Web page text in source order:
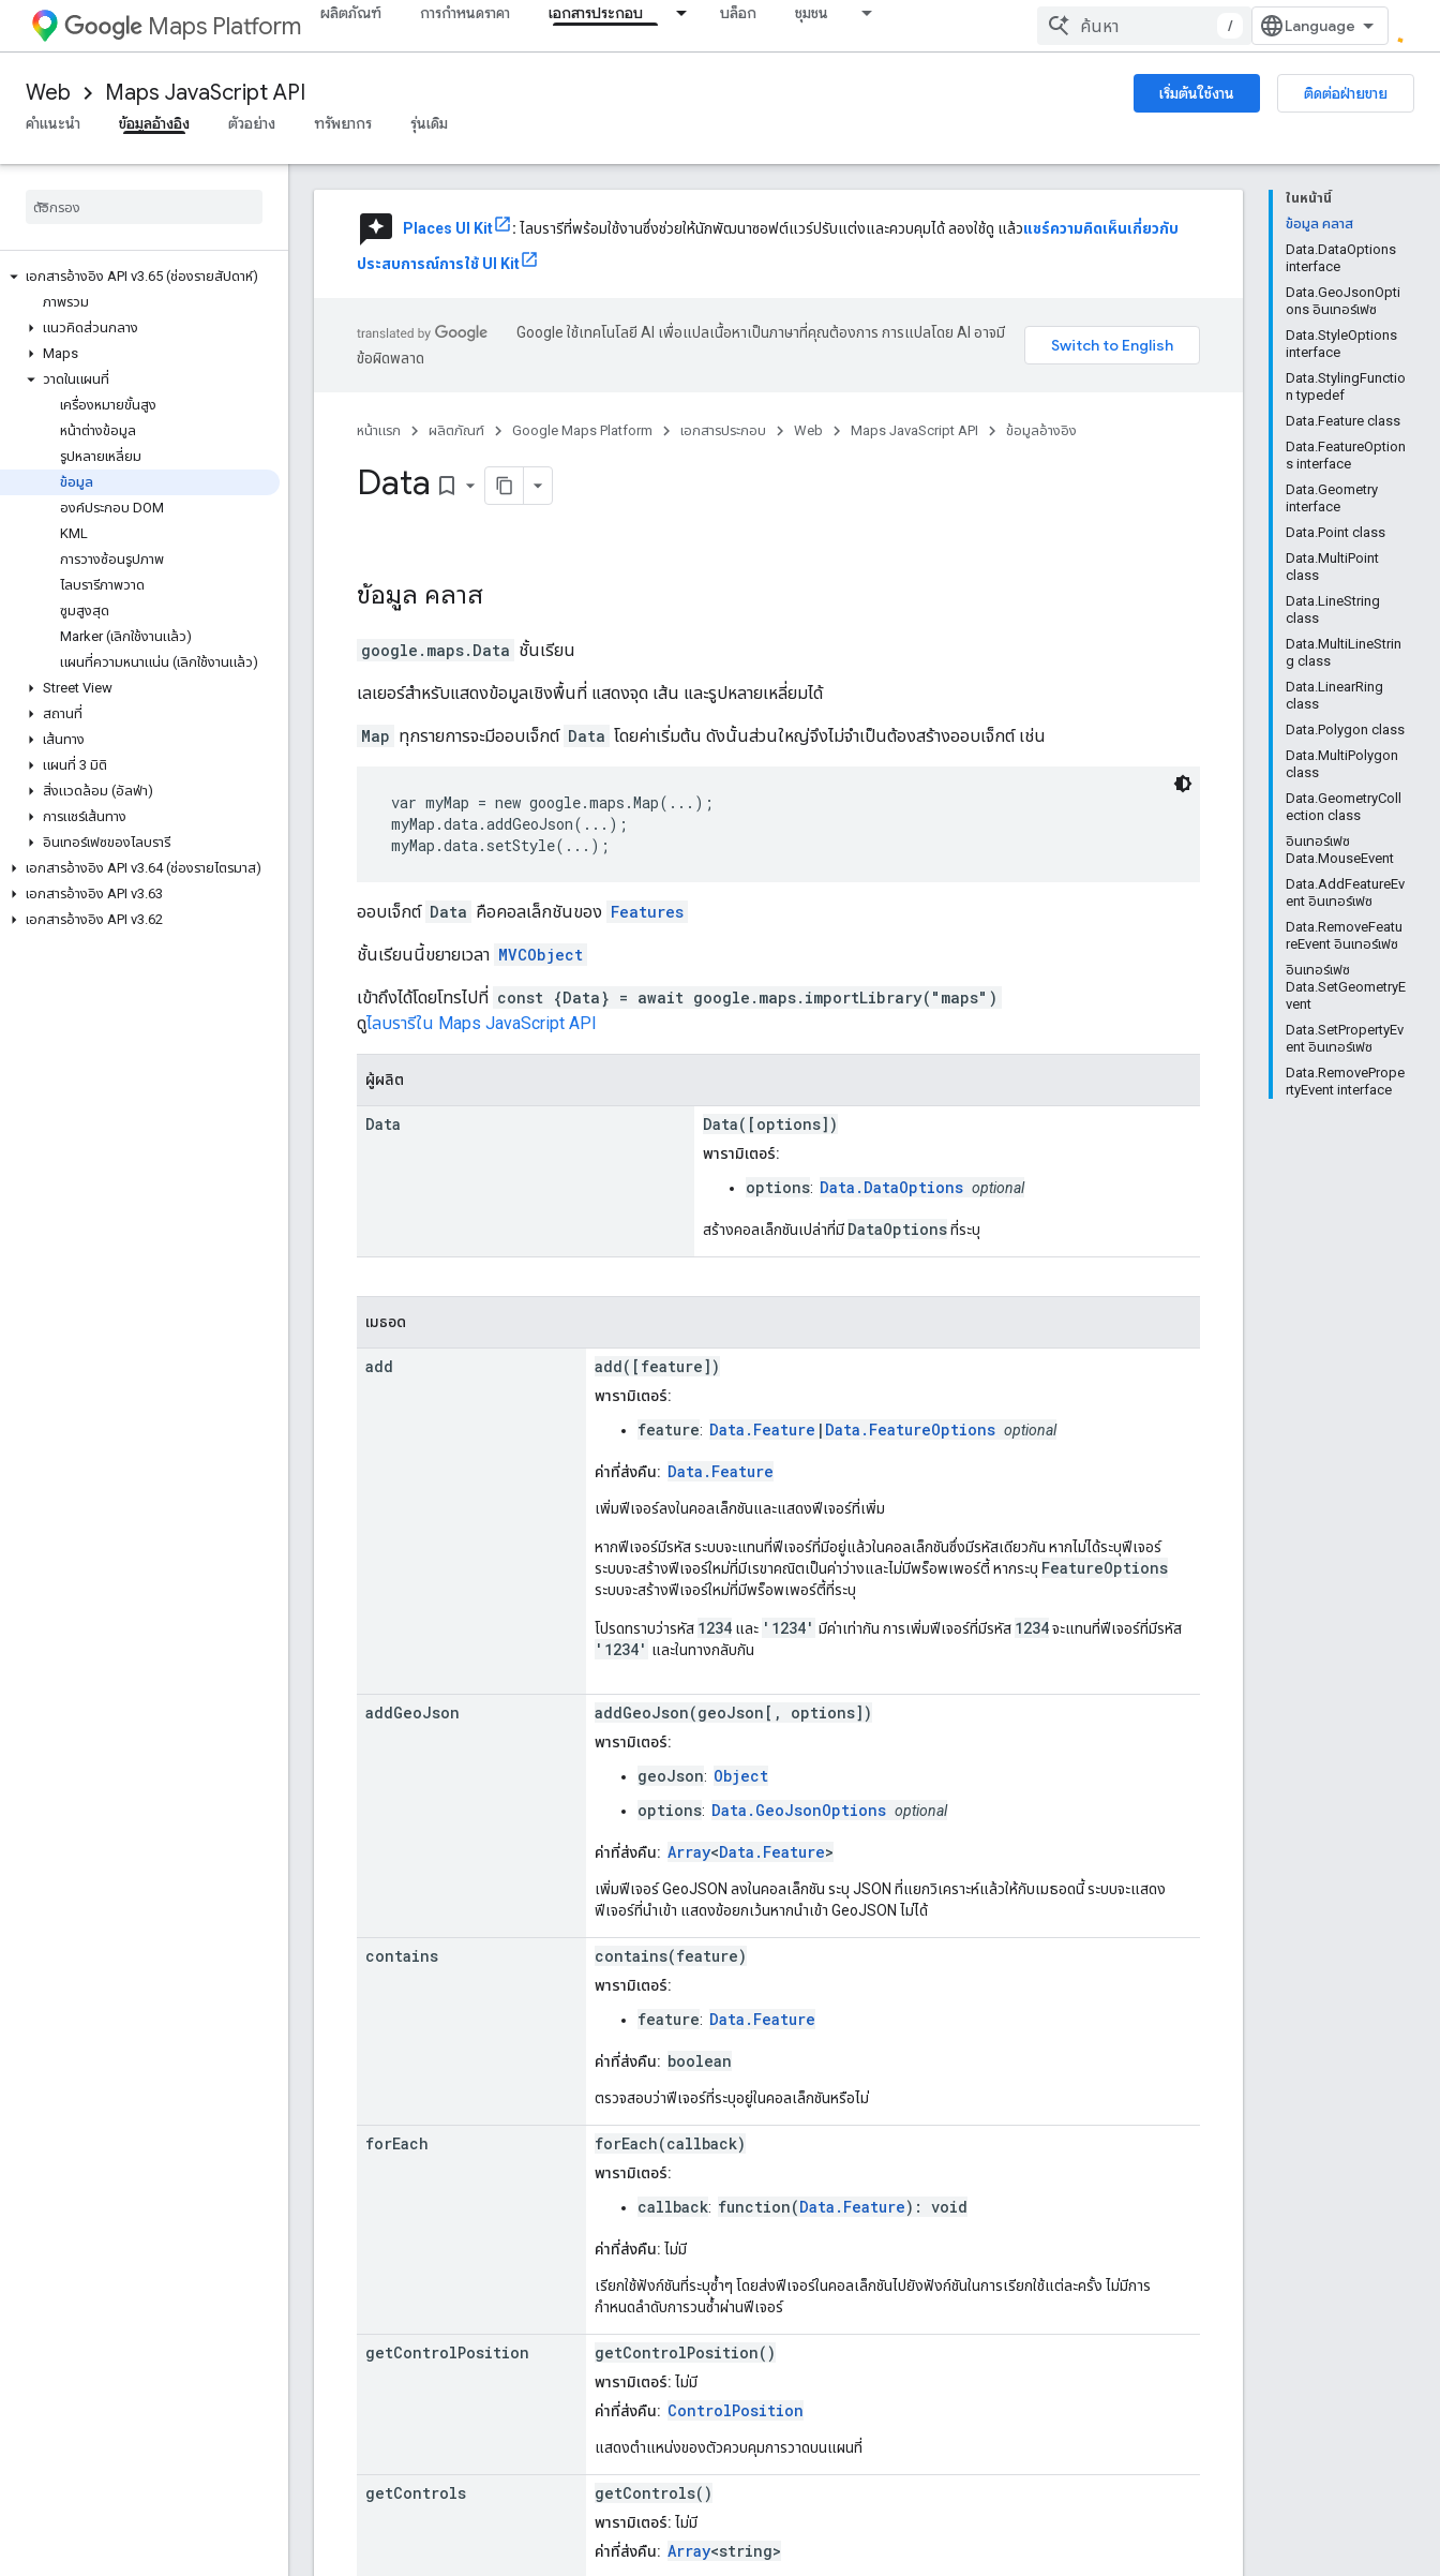
Maps Platform ผลิตภัณฑ์ การกำหนดราคา เอกสารประกอบ บล็อก ชุมชน
/
Web Maps JavaScript API เริ่มต้นใช้งาน
ติดต่อฝ่ายขาย
คำแนะนำ
ข้อมูลอ้างอิง ตัวอย่าง ทรัพยากร รุ่นเดิม
เอกสารอ้างอิง API v3.65 (ช่องรายสัปดาห์)
ภาพรวม
แนวคิดส่วนกลาง
Maps
วาดในแผนที่
เครื่องหมายขั้นสูง
หน้าต่างข้อมูล
รูปหลายเหลี่ยม
ข้อมูล
องค์ประกอบ DOM
KML
การวางซ้อนรูปภาพ
ไลบรารีภาพวาด
ซูมสูงสุด
Marker (เลิกใช้งานแล้ว)
แผนที่ความหนาแน่น (เลิกใช้งานแล้ว)
Street View
สถานที่
เส้นทาง
แผนที่ 3 มิติ
สิ่งแวดล้อม (อัลฟ่า)
การแชร์เส้นทาง
อินเทอร์เฟซของไลบรารี
เอกสารอ้างอิง API v3.64 (ช่องรายไตรมาส)
เอกสารอ้างอิง API v3.63
เอกสารอ้างอิง API v3.62
ในหน้านี้
ข้อมูล คลาส
Data.DataOptions
interface
Data.GeoJsonOpti
ons อินเทอร์เฟซ
Data.StyleOptions
interface
Data.StylingFunctio
n typedef
Data.Feature class
Data.FeatureOption
s interface
Data.Geometry
interface
Data.Point class
Data.MultiPoint
class
Data.LineString
class
Data.MultiLineStrin
g class
Data.LinearRing
class
Data.Polygon class
Data.MultiPolygon
class
Data.GeometryColl
ection class
อินเทอร์เฟซ
Data.MouseEvent
Data.AddFeatureEv
ent อินเทอร์เฟซ
Data.RemoveFeatu
reEvent อินเทอร์เฟซ
อินเทอร์เฟซ
Data.SetGeometryE
vent
Data.SetPropertyEv
ent อินเทอร์เฟซ
Data.RemovePrope
rtyEvent interface
reviews Places UI Kit : ไลบรารีที่พร้อมใช้งานซึ่งช่วยให้นักพัฒนาซอฟต์แวร์ปรับแต่งและควบคุมได้ ลองใช้ดู แล้วแชร์ความคิดเห็นเกี่ยวกับ
ประสบการณ์การใช้ UI Kit
Google ใช้เทคโนโลยี AI เพื่อแปลเนื้อหาเป็นภาษาที่คุณต้องการ การแปลโดย AI อาจมี
ข้อผิดพลาด
หน้าแรก ผลิตภัณฑ์ Google Maps Platform เอกสารประกอบ Web Maps JavaScript API ข้อมูลอ้างอิง
Data bookmark_border
ข้อมูล คลาส
google.maps. Data ชั้นเรียน
เลเยอร์สำหรับแสดงข้อมูลเชิงพื้นที่ แสดงจุด เส้น และรูปหลายเหลี่ยมได้
Map ทุกรายการจะมีออบเจ็กต์ Data โดยค่าเริ่มต้น ดังนั้นส่วนใหญ่จึงไม่จำเป็นต้องสร้างออบเจ็กต์ เช่น
var myMap = new google.maps.Map(...);
myMap.data.addGeoJson(...);
myMap.data.setStyle(...);
ออบเจ็กต์ Data คือคอลเล็กชันของ Features
ชั้นเรียนนี้ขยายเวลา MVCObject
เข้าถึงได้โดยโทรไปที่ const {Data} = await google.maps.importLibrary("maps")
ดูไลบรารีใน Maps JavaScript API
ผู้ผลิต
Data Data([options])
พารามิเตอร์:
options: Data.DataOptions optional
สร้างคอลเล็กชันเปล่าที่มี DataOptionsที่ระบุ
เมธอด
add add([feature])
พารามิเตอร์:
feature: Data.Feature | Data.FeatureOptions optional
ค่าที่ส่งคืน: Data.Feature
เพิ่มฟีเจอร์ลงในคอลเล็กชันและแสดงฟีเจอร์ที่เพิ่ม
หากฟีเจอร์มีรหัส ระบบจะแทนที่ฟีเจอร์ที่มีอยู่แล้วในคอลเล็กชันซึ่งมีรหัสเดียวกัน หากไม่ได้ระบุฟีเจอร์
ระบบจะสร้างฟีเจอร์ใหม่ที่มีเรขาคณิตเป็นค่าว่างและไม่มีพร็อพเพอร์ตี้ หากระบุ FeatureOptions
ระบบจะสร้างฟีเจอร์ใหม่ที่มีพร็อพเพอร์ตี้ที่ระบุ
โปรดทราบว่ารหัส 1234 และ '1234' มีค่าเท่ากัน การเพิ่มฟีเจอร์ที่มีรหัส 1234จะแทนที่ฟีเจอร์ที่มีรหัส
'1234' และในทางกลับกัน
addGeoJson addGeoJson(geoJson[, options])
พารามิเตอร์:
geoJson: Object
options: Data.GeoJsonOptions optional
ค่าที่ส่งคืน: Array<Data.Feature>
เพิ่มฟีเจอร์ GeoJSON ลงในคอลเล็กชัน ระบุ JSON ที่แยกวิเคราะห์แล้วให้กับเมธอดนี้ ระบบจะแสดง
ฟีเจอร์ที่นำเข้า แสดงข้อยกเว้นหากนำเข้า GeoJSON ไม่ได้
contains contains(feature)
พารามิเตอร์:
feature: Data.Feature
ค่าที่ส่งคืน: boolean
ตรวจสอบว่าฟีเจอร์ที่ระบุอยู่ในคอลเล็กชันหรือไม่
forEach forEach(callback)
พารามิเตอร์:
callback: function(Data.Feature): void
ค่าที่ส่งคืน: ไม่มี
เรียกใช้ฟังก์ชันที่ระบุซ้ำๆ โดยส่งฟีเจอร์ในคอลเล็กชันไปยังฟังก์ชันในการเรียกใช้แต่ละครั้ง ไม่มีการ
กำหนดลำดับการวนซ้ำผ่านฟีเจอร์
getControlPosition getControlPosition()
พารามิเตอร์: ไม่มี
ค่าที่ส่งคืน: ControlPosition
แสดงตำแหน่งของตัวควบคุมการวาดบนแผนที่
getControls getControls()
พารามิเตอร์: ไม่มี
ค่าที่ส่งคืน: Array<string>